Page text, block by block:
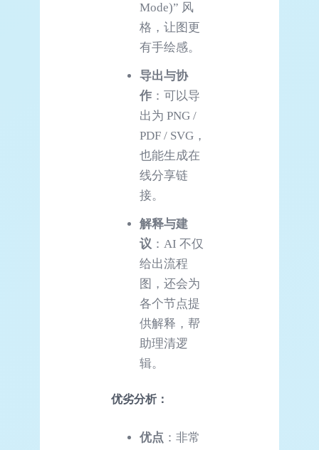
Mode)” 风
格，让图更
有手绘感。
导出与协
作 ：可以导
出为 PNG /
PDF / SVG，
也能生成在
线分享链
接。
解释与建
议 ：AI 不仅
给出流程
图，还会为
各个节点提
供解释，帮
助理清逻
辑。
优劣分析：
优点 ：非常